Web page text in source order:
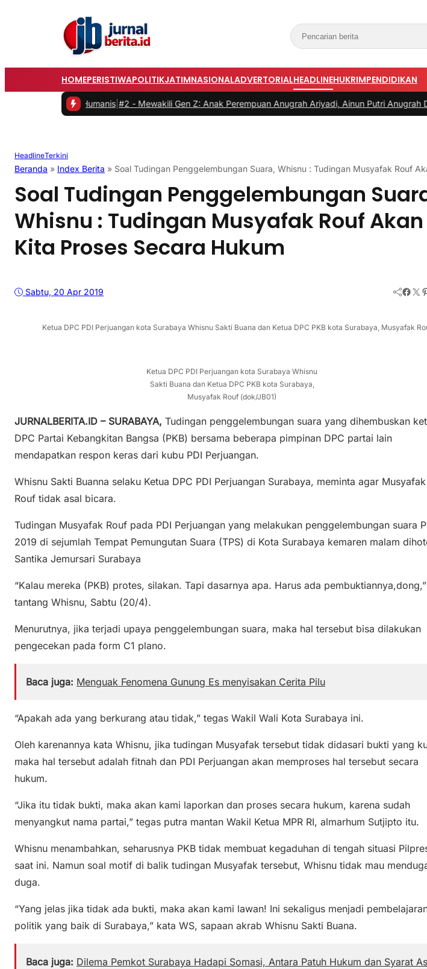
HOMEPERISTIWAPOLITIKJATIMNASIONALADVERTORIALHEADLINEHUKRIMPENDIDIKAN
#2 - Mewakili Gen Z: Anak Perempuan Anugrah Ariyadi, Ainun Putri Anugrah Didapuk jadi
HeadlineTerkini
Beranda » Index Berita » Soal Tudingan Penggelembungan Suara, Whisnu : Tudingan Musyafak Rouf
Soal Tudingan Penggelembungan
Whisnu : Tudingan Musyafak Rouf Akan
Kita Proses Secara Hukum
Sabtu, 20 Apr 2019 Facebook Twitter Pinterest
Ketua DPC PDI Perjuangan kota Surabaya Whisnu Sakti Buana dan Ketua DPC PKB kota Surabaya, Musyafak
Ketua DPC PDI Perjuangan kota Surabaya Whisnu
Sakti Buana dan Ketua DPC PKB kota Surabaya,
Musyafak Rouf (dok/JB01)
JURNALBERITA.ID – SURABAYA, Tudingan penggelembungan suara yang dihembuskan
DPC Partai Kebangkitan Bangsa (PKB) bersama beberapa pimpinan DPC partai lain
mendapatkan respon keras dari kubu PDI Perjuangan.
Whisnu Sakti Buanna selaku Ketua DPC PDI Perjuangan Surabaya, meminta agar Musyafak
Rouf tidak asal bicara.
Tudingan Musyafak Rouf pada PDI Perjuangan yang melakukan penggelembungan suara
2019 di sejumlah Tempat Pemungutan Suara (TPS) di Kota Surabaya kemaren malam
Santika Jemursari Surabaya
“Kalau mereka (PKB) protes, silakan. Tapi dasarnya apa. Harus ada pembuktiannya,dong,”
tantang Whisnu, Sabtu (20/4).
Menurutnya, jika terjadi upaya penggelembungan suara, maka hal tersebut bisa dilakukan
pengecekan pada form C1 plano.
Baca juga: Menguak Fenomena Gunung Es menyisakan Cerita Pilu
“Apakah ada yang berkurang atau tidak,” tegas Wakil Wali Kota Surabaya ini.
Oleh karenannya kata Whisnu, jika tudingan Musyafak tersebut tidak didasari bukti yang
maka hal tersebut adalah fitnah dan PDI Perjuangan akan memproses hal tersebut secara
hukum.
“Jika itu tidak bukti, maka akan kami laporkan dan proses secara hukum, karena sudah
menyangkut nama partai,” tegas putra mantan Wakil Ketua MPR RI, almarhum Sutjipto itu.
Whisnu menambahkan, seharusnya PKB tidak membuat kegaduhan di tengah situasi
saat ini. Namun soal motif di balik tudingan Musyafak tersebut, Whisnu tidak mau
duga.
“Yang jelas jika tidak ada bukti, maka akan kami lawan! Ini sekaligus menjadi
politik yang baik di Surabaya,” kata WS, sapaan akrab Whisnu Sakti Buana.
Baca juga: Dilema Pemkot Surabaya Hadapi Somasi, Antara Patuh Hukum dan Syarat